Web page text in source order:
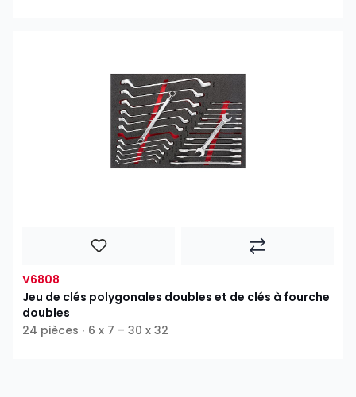
V6808
Jeu de clés polygonales doubles et de clés à fourche
doubles
24 pièces ∙ 6 x 7 – 30 x 32